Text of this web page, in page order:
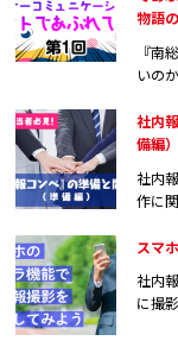
物語
『南
いの
社内
備編）
社内
作に
スマ
社内
に撮